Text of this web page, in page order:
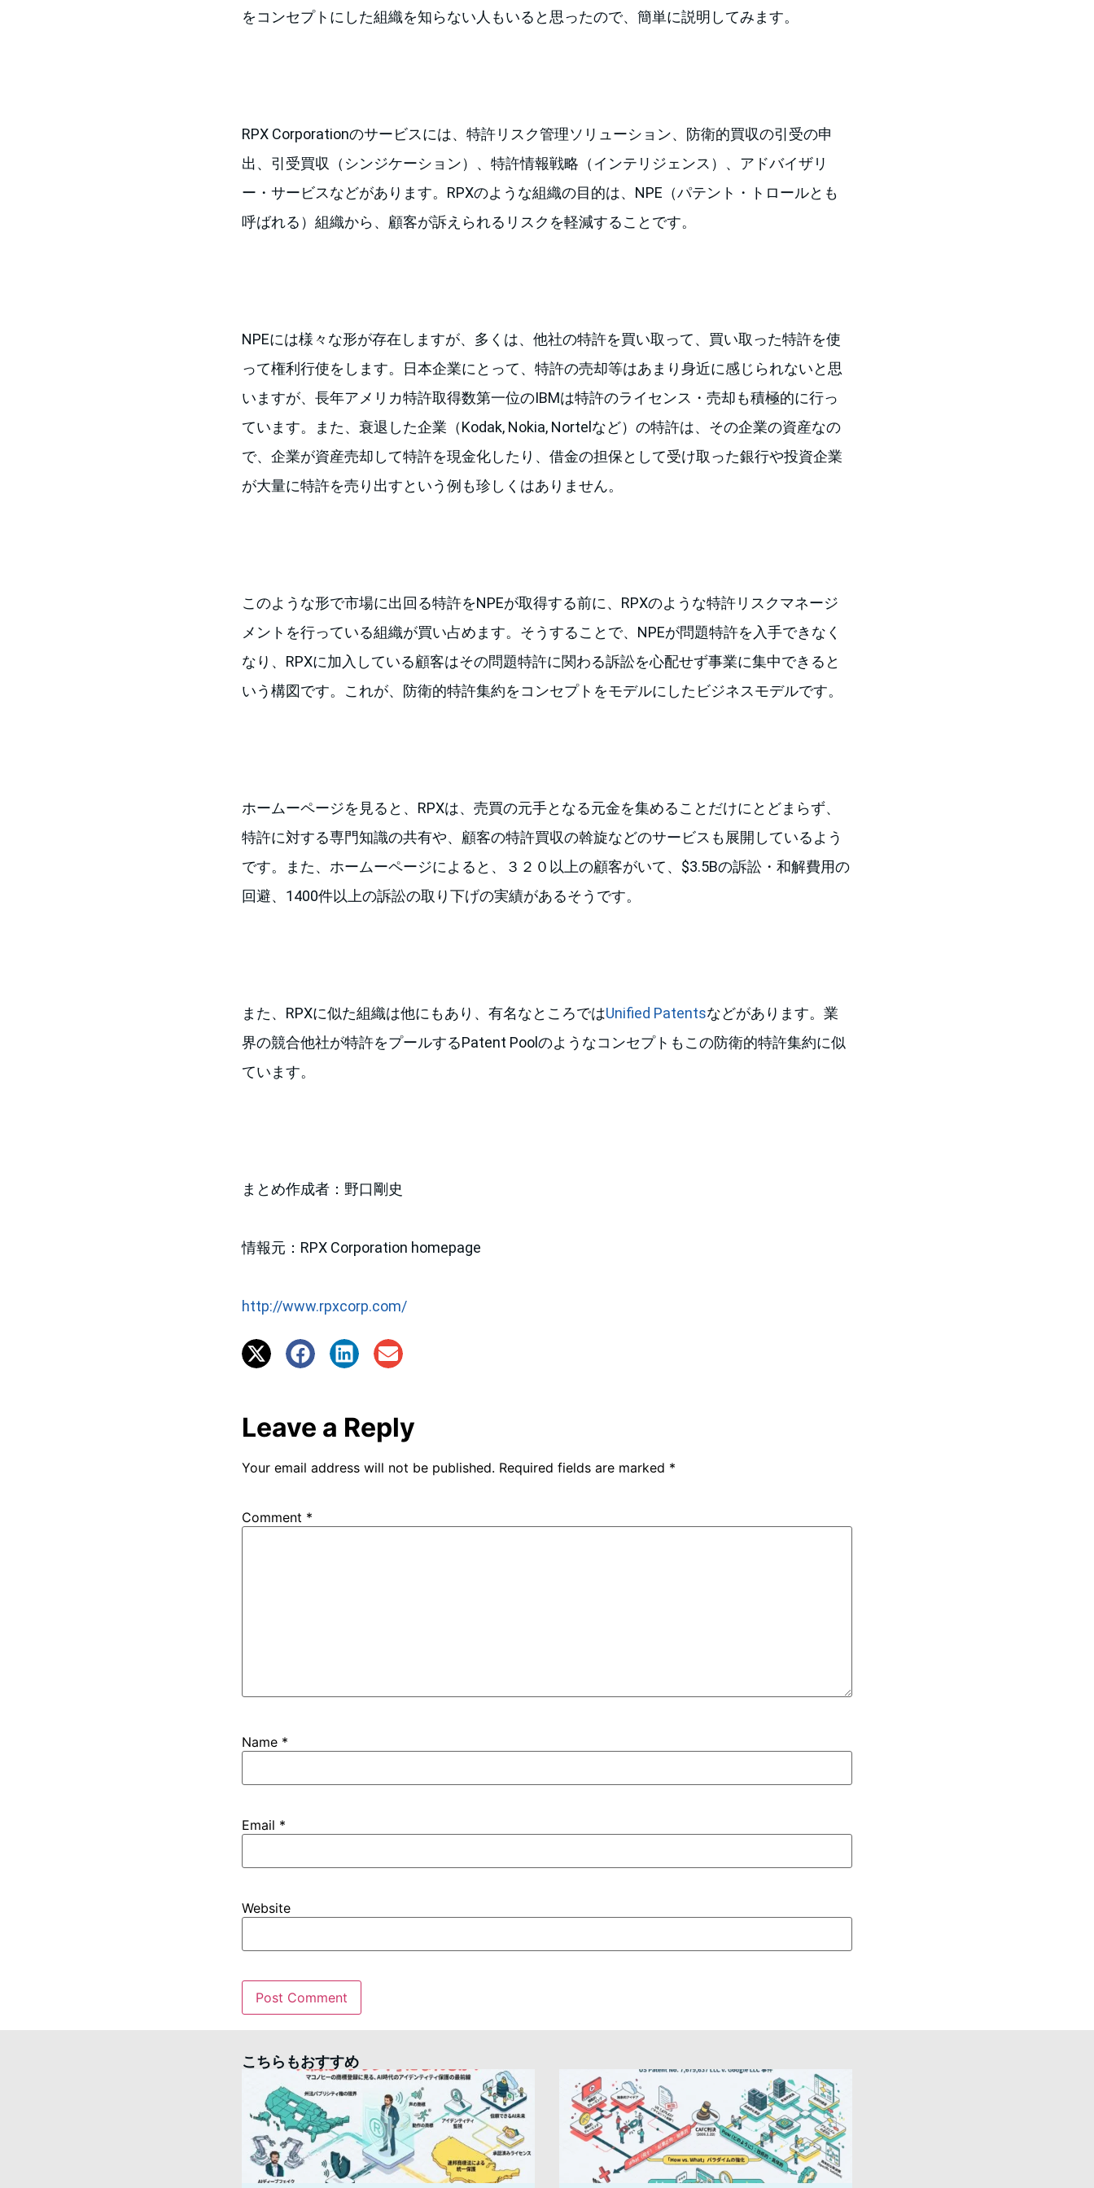
をコンセプトにした組織を知らない人もいると思ったので、簡単に説明してみます。
RPX Corporationのサービスには、特許リスク管理ソリューション、防衛的買収の引受の申
出、引受買収（シンジケーション）、特許情報戦略（インテリジェンス）、アドバイザリ
ー・サービスなどがあります。RPXのような組織の目的は、NPE（パテント・トロールとも
呼ばれる）組織から、顧客が訴えられるリスクを軽減することです。
NPEには様々な形が存在しますが、多くは、他社の特許を買い取って、買い取った特許を使
って権利行使をします。日本企業にとって、特許の売却等はあまり身近に感じられないと思
いますが、長年アメリカ特許取得数第一位のIBMは特許のライセンス・売却も積極的に行っ
ています。また、衰退した企業（Kodak, Nokia, Nortelなど）の特許は、その企業の資産なの
で、企業が資産売却して特許を現金化したり、借金の担保として受け取った銀行や投資企業
が大量に特許を売り出すという例も珍しくはありません。
このような形で市場に出回る特許をNPEが取得する前に、RPXのような特許リスクマネージ
メントを行っている組織が買い占めます。そうすることで、NPEが問題特許を入手できなく
なり、RPXに加入している顧客はその問題特許に関わる訴訟を心配せず事業に集中できると
いう構図です。これが、防衛的特許集約をコンセプトをモデルにしたビジネスモデルです。
ホームーページを見ると、RPXは、売買の元手となる元金を集めることだけにとどまらず、
特許に対する専門知識の共有や、顧客の特許買収の斡旋などのサービスも展開しているよう
です。また、ホームーページによると、３２０以上の顧客がいて、$3.5Bの訴訟・和解費用の
回避、1400件以上の訴訟の取り下げの実績があるそうです。
また、RPXに似た組織は他にもあり、有名なところではUnified Patentsなどがあります。業
界の競合他社が特許をプールするPatent Poolのようなコンセプトもこの防衛的特許集約に似
ています。
まとめ作成者：野口剛史
情報元：RPX Corporation homepage
http://www.rpxcorp.com/
Leave a Reply
Your email address will not be published. Required fields are marked *
Comment *
Name *
Email *
Website
こちらもおすすめ